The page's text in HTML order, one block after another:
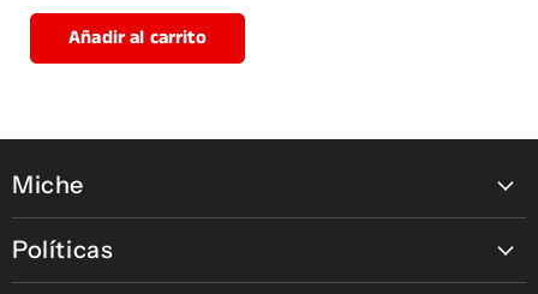
Añadir al carrito
Miche
Políticas